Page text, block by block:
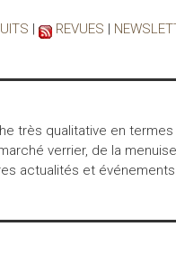
REVUES
très qualitative en
verrier, de la
et